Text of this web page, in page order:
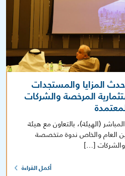
المزايا والمستجدات
المرخصة والشركات
(الهيئة)، بالتعاون مع هيئة
العام والخاص ندوة متخصصة
والشركات […]
أكمل القراءة